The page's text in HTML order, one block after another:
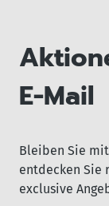
E-Mail
Bleiben Sie
entdecken Sie
exclusive